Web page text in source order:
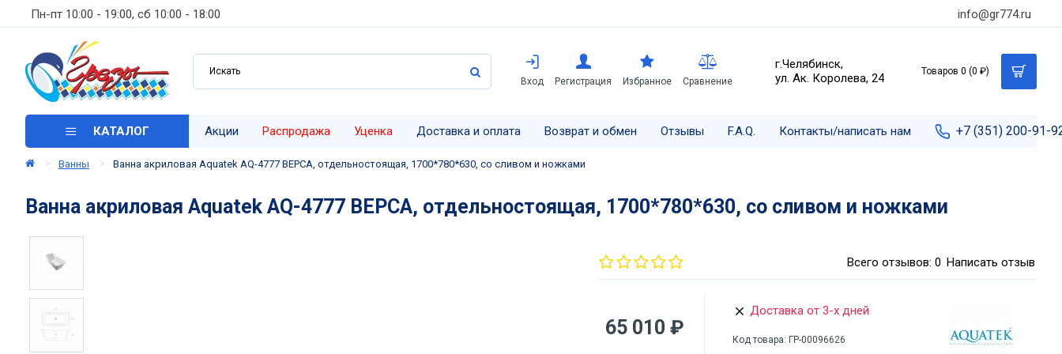
Пн-пт 10:00 - 19:00, сб 10:00 - 18:00 info@gr774.ru
Вход Регистрация Избранное Сравнение
г.Челябинск,
ул. Ак. Королева, 24
Товаров 0 (0 ₽)
КАТАЛОГ Акции Распродажа Уценка Доставка и оплата Возврат и обмен Отзывы F.A.Q. Контакты/написать нам +7 (351) 200-91-
Ванны Ванна акриловая Aquatek AQ-4777 ВЕРСА, отдельностоящая, 1700*780*630, со сливом и ножками
Ванна акриловая Aquatek AQ-4777 ВЕРСА, отдельностоящая, 1700*780*630, со сливом и ножками
Всего отзывов: 0 Написать отзыв
65 010 ₽
Доставка от 3-х дней
Код товара: ГР-00096626